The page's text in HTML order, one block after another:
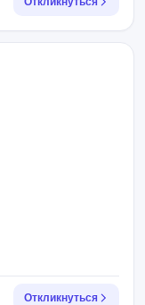
Откликнуться